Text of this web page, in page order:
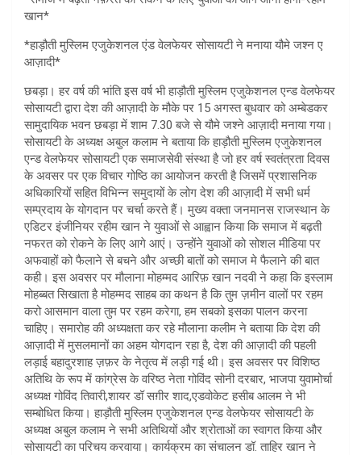
खान*
*हाड़ौती मुस्लिम एजुकेशनल एंड वेलफेयर सोसायटी ने मनाया यौमे जश्न ए
आज़ादी*
छबड़ा। हर वर्ष की भांति इस वर्ष भी हाड़ौती मुस्लिम एजुकेशनल एन्ड वेलफेयर
सोसायटी द्वारा देश की आज़ादी के मौके पर 15 अगस्त बुधवार को अम्बेडकर
सामुदायिक भवन छबड़ा में शाम 7.30 बजे से यौमे जश्ने आज़ादी मनाया गया।
सोसायटी के अध्यक्ष अबुल कलाम ने बताया कि हाड़ौती मुस्लिम एजुकेशनल
एन्ड वेलफेयर सोसायटी एक समाजसेवी संस्था है जो हर वर्ष स्वतंत्रता दिवस
के अवसर पर एक विचार गोष्ठि का आयोजन करती है जिसमें प्रशासनिक
अधिकारियों सहित विभिन्न समुदायों के लोग देश की आज़ादी में सभी धर्म
सम्प्रदाय के योगदान पर चर्चा करते हैं। मुख्य वक्ता जनमानस राजस्थान के
एडिटर इंजीनियर रहीम खान ने युवाओं से आह्वान किया कि समाज में बढ़ती
नफरत को रोकने के लिए आगे आएं। उन्होंने युवाओं को सोशल मीडिया पर
अफवाहों को फैलाने से बचने और अच्छी बातों को समाज मे फैलाने की बात
कही। इस अवसर पर मौलाना मोहम्मद आरिफ़ खान नदवी ने कहा कि इस्लाम
मोहब्बत सिखाता है मोहम्मद साहब का कथन है कि तुम ज़मीन वालों पर रहम
करो आसमान वाला तुम पर रहम करेगा, हम सबको इसका पालन करना
चाहिए। समारोह की अध्यक्षता कर रहे मौलाना कलीम ने बताया कि देश की
आज़ादी में मुसलमानों का अहम योगदान रहा है, देश की आज़ादी की पहली
लड़ाई बहादुरशाह ज़फ़र के नेतृत्व में लड़ी गई थी। इस अवसर पर विशिष्ठ
अतिथि के रूप में कांग्रेस के वरिष्ठ नेता गोविंद सोनी दरबार, भाजपा युवामोर्चा
अध्यक्ष गोविंद तिवारी,शायर डॉ सग़ीर शाद,एडवोकेट हसीब आलम ने भी
सम्बोधित किया। हाड़ौती मुस्लिम एजुकेशनल एन्ड वेलफेयर सोसायटी के
अध्यक्ष अबुल कलाम ने सभी अतिथियों और श्रोताओं का स्वागत किया और
सोसायटी का परिचय करवाया। कार्यक्रम का संचालन डॉ. ताहिर खान ने